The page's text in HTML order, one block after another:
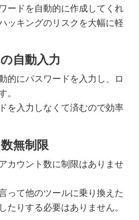
ードを自動的に作成してくれ
ッキングのリスクを大幅に軽
自動入力
的にパスワードを入力し、ロ
。
を入力しなくて済むので効率
無制限
カウント数に制限はありませ
って他のツールに乗り換えた
たりする必要はありません。